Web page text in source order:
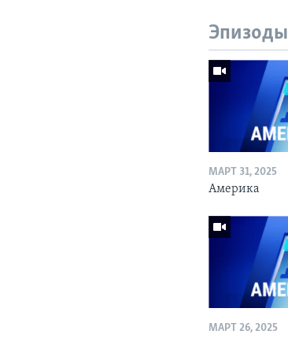
Эпизоды
МАРТ 31, 2025
Америка
МАРТ 26, 2025